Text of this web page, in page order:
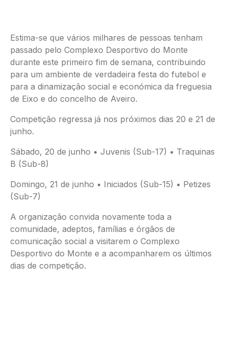
Estima-se que vários milhares de pessoas tenham
passado pelo Complexo Desportivo do Monte
durante este primeiro fim de semana, contribuindo
para um ambiente de verdadeira festa do futebol e
para a dinamização social e económica da freguesia
de Eixo e do concelho de Aveiro.
Competição regressa já nos próximos dias 20 e 21 de
junho.
Sábado, 20 de junho • Juvenis (Sub-17) • Traquinas
B (Sub-8)
Domingo, 21 de junho • Iniciados (Sub-15) • Petizes
(Sub-7)
A organização convida novamente toda a
comunidade, adeptos, famílias e órgãos de
comunicação social a visitarem o Complexo
Desportivo do Monte e a acompanharem os últimos
dias de competição.